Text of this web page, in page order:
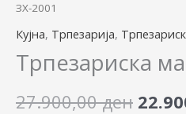
ЗХ-2001
Кујна, Трпезарија,
Трпезариска
27.900,00ден